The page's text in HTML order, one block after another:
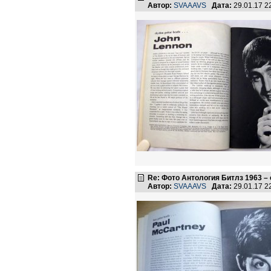
Автор: SVAAAVS Дата: 29.01.17
Re: Фото Антология Битлз 1963 –
Автор: SVAAAVS Дата: 29.01.17